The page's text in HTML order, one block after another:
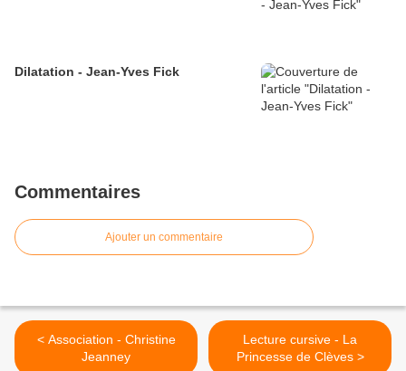
Dilatation - Jean-Yves Fick
Commentaires
Ajouter un commentaire
< Association - Christine
Jeanney
Lecture cursive - La
Princesse de Clèves >